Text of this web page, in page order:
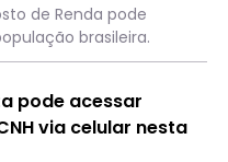
de Renda pode
brasileira.
pode acessar
via celular nesta
passo a passo